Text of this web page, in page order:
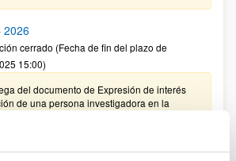
2026
cerrado (Fecha de fin del plazo de
15:00)
del documento de Expresión de interés
de una persona investigadora en la
I EXTRAORDINARIA PARA LA